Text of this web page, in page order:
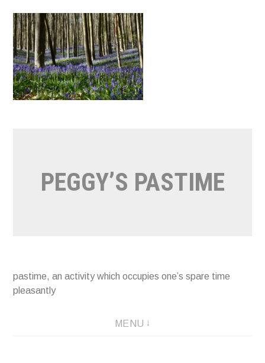
Naar
de
inhoud
springen
PEGGY’S PASTIME
pastime, an activity which occupies one’s spare time
pleasantly
MENU